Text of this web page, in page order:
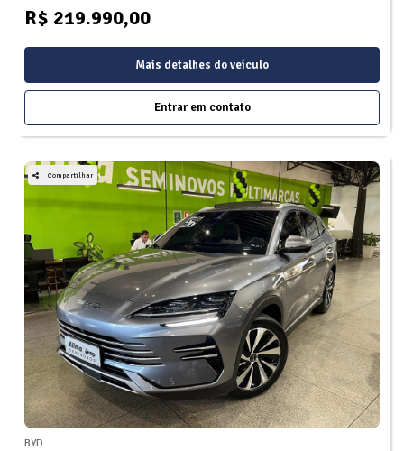
R$ 219.990,00
Mais detalhes do veículo
Entrar em contato
Compartilhar
BYD